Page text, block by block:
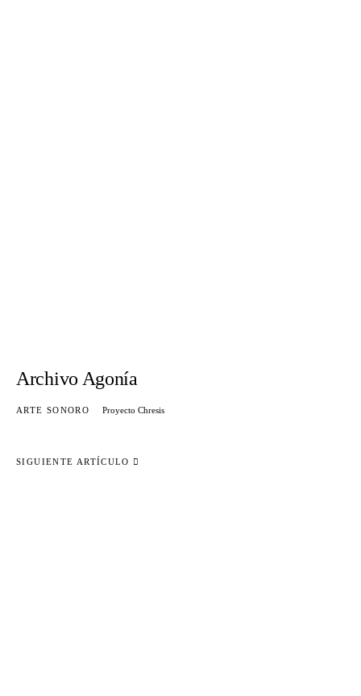
Archivo Agonía
ARTE SONORO Proyecto Chresis
SIGUIENTE ARTÍCULO